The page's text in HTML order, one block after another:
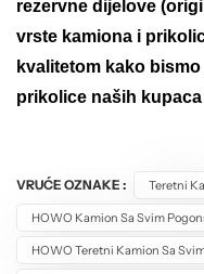
rezervne dijelove
vrste kamiona i
kvalitetom kako
prikolice naših
VRUĆE OZNAKE : Teretni
HOWO Kamion Sa Svim
HOWO Teretni Kamion Sa